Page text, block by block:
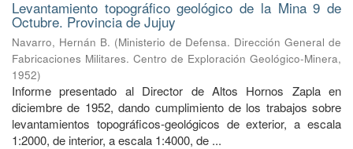
Levantamiento topográfico geológico de la Mina 9 de
Octubre. Provincia de Jujuy
Navarro, Hernán B. (Ministerio de Defensa. Dirección General de
Fabricaciones Militares. Centro de Exploración Geológico-Minera,
1952)
Informe presentado al Director de Altos Hornos Zapla en
diciembre de 1952, dando cumplimiento de los trabajos sobre
levantamientos topográficos-geológicos de exterior, a escala
1:2000, de interior, a escala 1:4000, de ...